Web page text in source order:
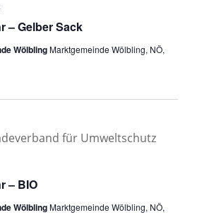
– Gelber Sack
WölblingMarktgemeinde Wölbling, NÖ,
– BIO
WölblingMarktgemeinde Wölbling, NÖ,